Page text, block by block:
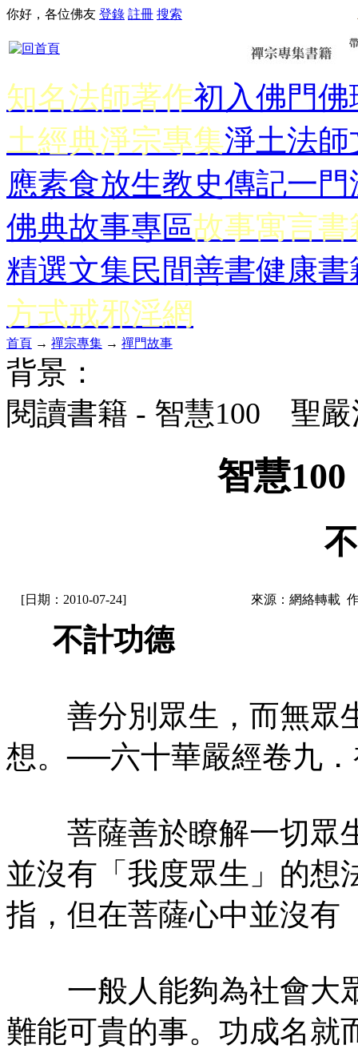
你好，各位佛友 登錄 註冊 搜索
知名法師著作初入佛門佛
土經典淨宗專集淨土法師
應素食放生教史傳記一門
佛典故事專區故事寓言書
精選文集民間善書健康書
方式戒邪淫網
首頁 → 禪宗專集 → 禪門故事
背景：
閱讀書籍 - 智慧100 聖嚴
智慧
[日期：2010-07-24] 來源：網絡轉載
不計功德
善分別眾生，而無眾
想。──六十華嚴經卷九
菩薩善於瞭解一切眾
並沒有「我度眾生」的想
指，但在菩薩心中並沒有
一般人能夠為社會大
難能可貴的事。功成名就